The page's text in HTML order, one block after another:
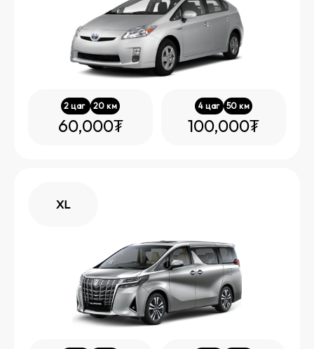
2 цаг 20 км
60,000₮
4 цаг 50 км
100,000₮
XL